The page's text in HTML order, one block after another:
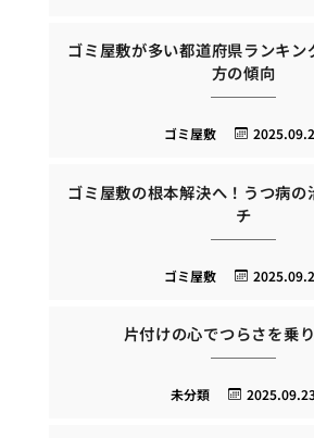
ゴミ屋敷が多い都道府県ランキン
方の傾向
ゴミ屋敷
ゴミ屋敷の根本解決へ！うつ病の
チ
ゴミ屋敷
片付けの心でつらさを乗
未分類